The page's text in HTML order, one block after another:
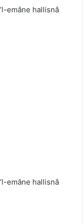
emâne hallisnâ
emâne hallisnâ